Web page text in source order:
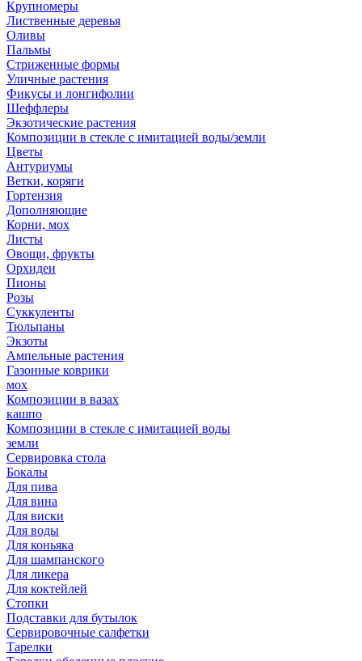
Крупномеры
Лиственные деревья
Оливы
Пальмы
Стриженные формы
Уличные растения
Фикусы и лонгифолии
Шеффлеры
Экзотические растения
Композиции в стекле с имитацией воды/земли
Цветы
Антуриумы
Ветки, коряги
Гортензия
Дополняющие
Корни, мох
Листы
Овощи, фрукты
Орхидеи
Пионы
Розы
Суккуленты
Тюльпаны
Экзоты
Ампельные растения
Газонные коврики
мох
Композиции в вазах
кашпо
Композиции в стекле с имитацией воды
земли
Сервировка стола
Бокалы
Для пива
Для вина
Для виски
Для воды
Для коньяка
Для шампанского
Для ликера
Для коктейлей
Стопки
Подставки для бутылок
Сервировочные салфетки
Тарелки